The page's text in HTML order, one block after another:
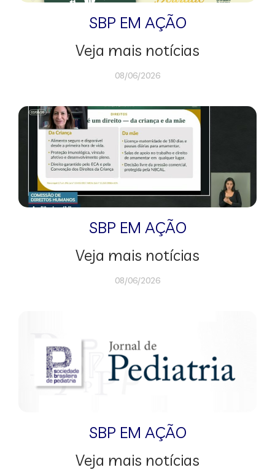
SBP EM AÇÃO
Veja mais notícias
08/06/2026
SBP EM AÇÃO
Veja mais notícias
08/06/2026
SBP EM AÇÃO
Veja mais notícias